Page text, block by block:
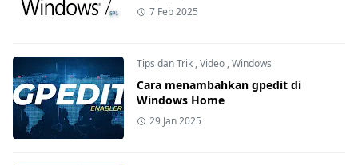
7 Feb 2025
Tips dan Trik,Video,Windows
Cara menambahkan gpedit di
Windows Home
29 Jan 2025